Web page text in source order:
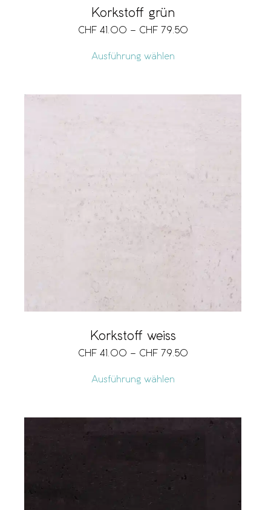
Korkstoff grün
CHF 41.00 – CHF 79.50
Ausführung wählen
Korkstoff weiss
CHF 41.00 – CHF 79.50
Ausführung wählen